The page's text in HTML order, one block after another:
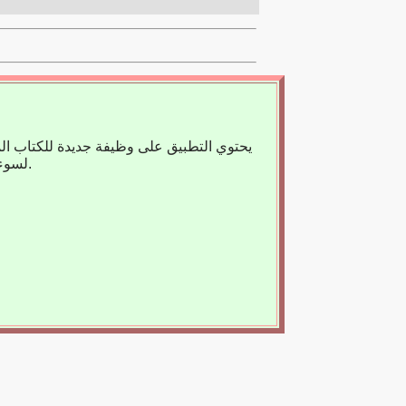
يحتوي التطبيق على وظيفة جديدة للكتاب
لسوء الحظ، لا يوجد حاليًا سوى عدد قليل من الكتب المسجلة، لذا فنحن نعتمد على مساعدتك.